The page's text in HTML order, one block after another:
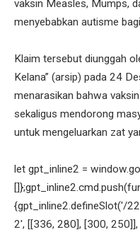
vaksin Measles, Mumps,
menyebabkan autisme
Klaim tersebut diunggah
Kelana” (arsip) pada 24
menarasikan bahwa
sekaligus mendorong
untuk mengeluarkan zat
let gpt_inline2 =
{gpt_inline2.defineSlot('/
2', [[336, 280], [300,